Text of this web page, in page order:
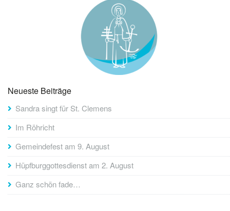
Neueste Beiträge
Sandra singt für St. Clemens
Im Röhricht
Gemeindefest am 9. August
Hüpfburggottesdienst am 2. August
Ganz schön fade…